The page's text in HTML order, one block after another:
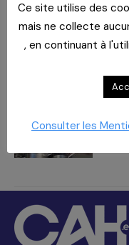
du
Ce site utilise des
mais ne collecte
, en continuant à
Consulter les